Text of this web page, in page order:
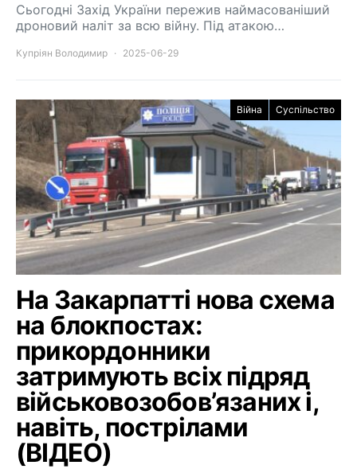
Сьогодні Захід України пережив наймасованіший
дроновий наліт за всю війну. Під атакою…
Купріян Володимир 2025-06-29
Війна Суспільство
На Закарпатті нова схема
на блокпостах:
прикордонники
затримують всіх підряд
військовозобов’язаних і,
навіть, пострілами
(ВІДЕО)